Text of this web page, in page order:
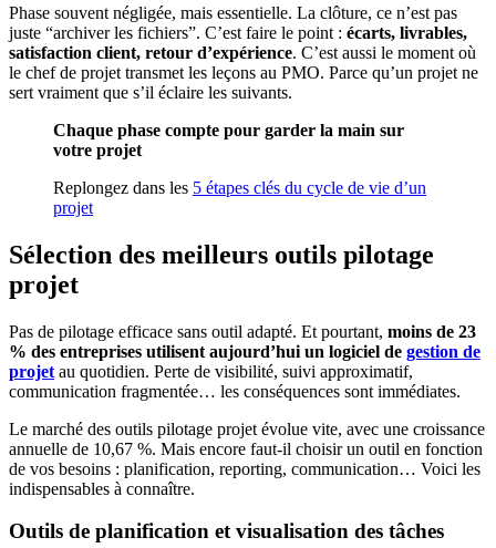
Phase souvent négligée, mais essentielle. La clôture, ce n’est pas
juste “archiver les fichiers”. C’est faire le point : écarts, livrables,
satisfaction client, retour d’expérience. C’est aussi le moment où
le chef de projet transmet les leçons au PMO. Parce qu’un projet ne
sert vraiment que s’il éclaire les suivants.
Chaque phase compte pour garder la main sur
votre projet
Replongez dans les 5 étapes clés du cycle de vie d’un
projet
Sélection des meilleurs outils pilotage
projet
Pas de pilotage efficace sans outil adapté. Et pourtant, moins de 23
% des entreprises utilisent aujourd’hui un logiciel de gestion de
projet au quotidien. Perte de visibilité, suivi approximatif,
communication fragmentée… les conséquences sont immédiates.
Le marché des outils pilotage projet évolue vite, avec une croissance
annuelle de 10,67 %. Mais encore faut-il choisir un outil en fonction
de vos besoins : planification, reporting, communication… Voici les
indispensables à connaître.
Outils de planification et visualisation des tâches